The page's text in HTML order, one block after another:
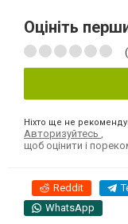
Оцініть
(
Ніхто ще не
Авторизуйтесь ,
щоб оцінити і
Reddit
WhatsApp